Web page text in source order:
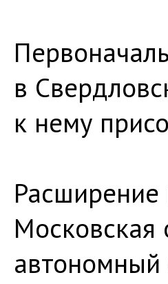
в
к нему
Московская
автономный